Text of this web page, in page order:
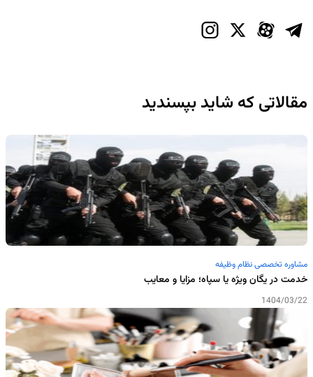
مقالاتی که شاید بپسندید
مشاوره تخصصی نظام وظیفه
خدمت در یگان ویژه یا سپاه؛ مزایا و معایب
1404/03/22